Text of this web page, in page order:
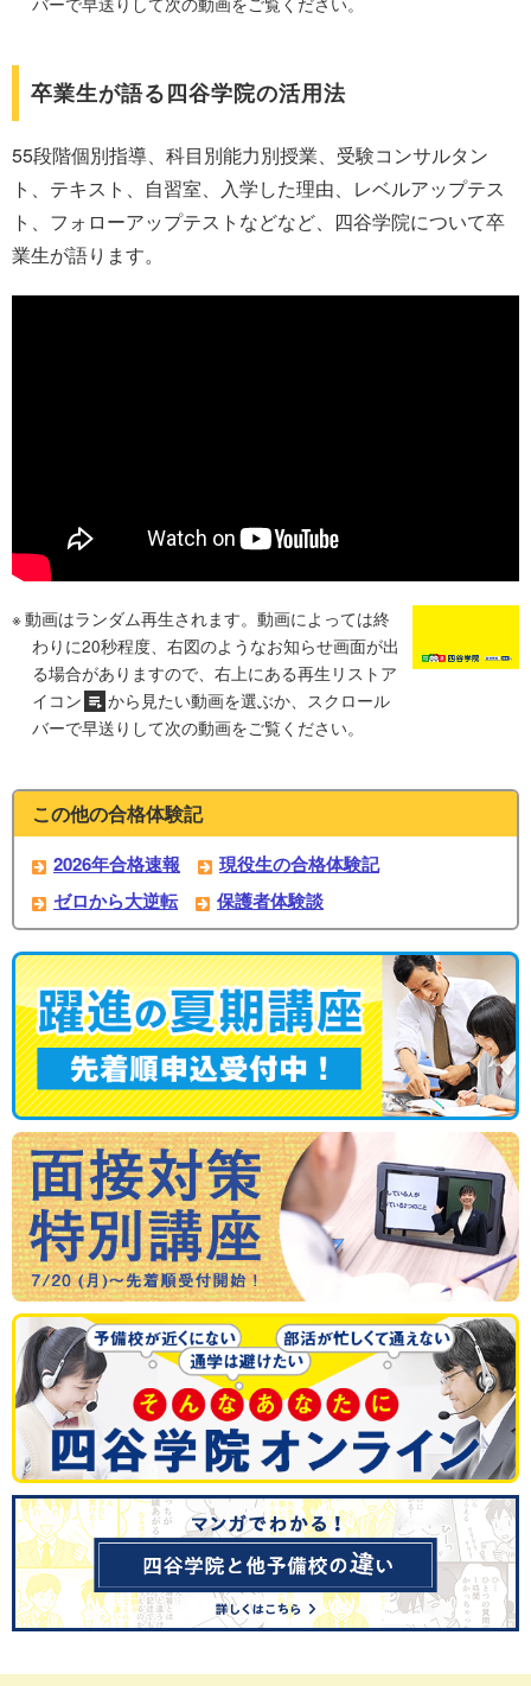
卒業生が語る四谷学院の活用法
55段階個別指導、科目別能力別授業、受験コンサルタン
ト、テキスト、自習室、入学した理由、レベルアップテス
ト、フォローアップテストなどなど、四谷学院について卒
業生が語ります。
動画はランダム再生されます。動画によっては終
わりに20秒程度、右図のようなお知らせ画面が出
る場合がありますので、右上にある再生リストア
イコン
から見たい動画を選ぶか、スクロール
バーで早送りして次の動画をご覧ください。
この他の合格体験記
2026年合格速報
現役生の合格体験記
ゼロから大逆転
保護者体験談